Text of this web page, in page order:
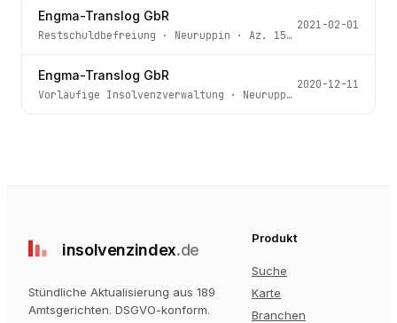
Engma-Translog GbR
Restschuldbefreiung · Neuruppin · Az. 15 IN 163/20
2021-02-01
Engma-Translog GbR
Vorläufige Insolvenzverwaltung · Neuruppin
2020-12-11
insolvenzindex.de
Stündliche Aktualisierung aus 189
Amtsgerichten. DSGVO-konform.
Produkt
Suche
Karte
Branchen